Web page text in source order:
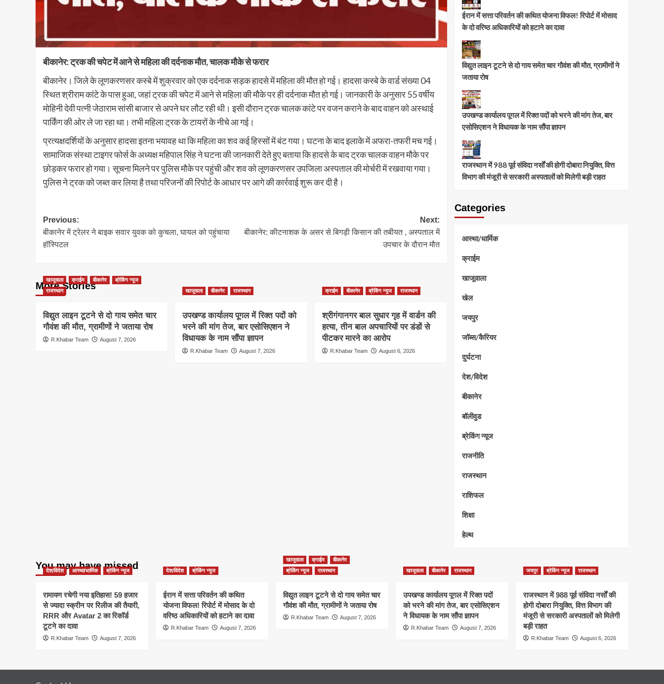
बीकानेर: ट्रक की चपेट में आने से महिला की दर्दनाक मौत, चालक मौके से फरार
बीकानेर। जिले के लूणकरणसर कस्बे में शुक्रवार को एक दर्दनाक सड़क हादसे में महिला की मौत हो गई। हादसा कस्बे के वार्ड संख्या 04
स्थित श्रीराम कांटे के पास हुआ, जहां ट्रक की चपेट में आने से महिला की मौके पर ही दर्दनाक मौत हो गई। जानकारी के अनुसार 55 वर्षीय
मोहिनी देवी पत्नी जेठाराम सांसी बाजार से अपने घर लौट रही थी। इसी दौरान ट्रक चालक कांटे पर वजन कराने के बाद वाहन को अस्थाई
पार्किंग की ओर ले जा रहा था। तभी महिला ट्रक के टायरों के नीचे आ गई।
प्रत्यक्षदर्शियों के अनुसार हादसा इतना भयावह था कि महिला का शव कई हिस्सों में बंट गया। घटना के बाद इलाके में अफरा-तफरी मच गई।
सामाजिक संस्था टाइगर फोर्स के अध्यक्ष महिपाल सिंह ने घटना की जानकारी देते हुए बताया कि हादसे के बाद ट्रक चालक वाहन मौके पर
छोड़कर फरार हो गया। सूचना मिलने पर पुलिस मौके पर पहुंची और शव को लूणकरणसर उपजिला अस्पताल की मोर्चरी में रखवाया गया।
पुलिस ने ट्रक को जब्त कर लिया है तथा परिजनों की रिपोर्ट के आधार पर आगे की कार्रवाई शुरू कर दी है।
Post
navigation
Previous:
बीकानेर में ट्रेलर ने बाइक सवार युवक को कुचला, घायल को पहुंचाया
हॉस्पिटल
Next:
बीकानेर: कीटनाशक के असर से बिगड़ी किसान की तबीयत , अस्पताल में
उपचार के दौरान मौत
More Stories
खाजूवाला क्राईम बीकानेर
ब्रेकिंग न्यूज
राजस्थान
विद्युत लाइन टूटने से दो गाय समेत चार
गौवंश की मौत, ग्रामीणों ने जताया रोष
R.Khabar Team August 7, 2026
खाजूवाला बीकानेर राजस्थान
उपखण्ड कार्यालय पूगल में रिक्त पदों को
भरने की मांग तेज, बार एसोसिएशन ने
विधायक के नाम सौंपा ज्ञापन
R.Khabar Team August 7, 2026
क्राईम बीकानेर ब्रेकिंग न्यूज राजस्थान
श्रीगंगानगर बाल सुधार गृह में वार्डन की
हत्या, तीन बाल अपचारियों पर डंडों से
पीटकर मारने का आरोप
R.Khabar Team August 6, 2026
ईरान में सत्ता परिवर्तन की कथित योजना विफल! रिपोर्ट में मोसाद
के दो वरिष्ठ अधिकारियों को हटाने का दावा
विद्युत लाइन टूटने से दो गाय समेत चार गौवंश की मौत, ग्रामीणों ने
जताया रोष
उपखण्ड कार्यालय पूगल में रिक्त पदों को भरने की मांग तेज, बार
एसोसिएशन ने विधायक के नाम सौंपा ज्ञापन
राजस्थान में 988 पूर्व संविदा नर्सों की होगी दोबारा नियुक्ति, वित्त
विभाग की मंजूरी से सरकारी अस्पतालों को मिलेगी बड़ी राहत
Categories
आस्था/धार्मिक
क्राईम
खाजूवाला
खेल
जयपुर
जॉब्स/कैरियर
दुर्घटना
देश/विदेश
बीकानेर
बॉलीवुड
ब्रेकिंग न्यूज
राजनीति
राजस्थान
राशिफल
शिक्षा
हेल्थ
You may have missed
देश/विदेश आस्था/धार्मिक ब्रेकिंग न्यूज
रामायण रचेगी नया इतिहास! 59 हजार
से ज्यादा स्क्रीन पर रिलीज की तैयारी,
RRR और Avatar 2 का रिकॉर्ड
टूटने का दावा
R.Khabar Team August 7, 2026
देश/विदेश ब्रेकिंग न्यूज
ईरान में सत्ता परिवर्तन की कथित
योजना विफल! रिपोर्ट में मोसाद के दो
वरिष्ठ अधिकारियों को हटाने का दावा
R.Khabar Team August 7, 2026
खाजूवाला क्राईम
बीकानेर
ब्रेकिंग न्यूज
राजस्थान
विद्युत लाइन टूटने से दो गाय समेत चार
गौवंश की मौत, ग्रामीणों ने जताया रोष
R.Khabar Team August 7, 2026
खाजूवाला बीकानेर राजस्थान
उपखण्ड कार्यालय पूगल में रिक्त पदों
को भरने की मांग तेज, बार एसोसिएशन
ने विधायक के नाम सौंपा ज्ञापन
R.Khabar Team August 7, 2026
जयपुर ब्रेकिंग न्यूज राजस्थान
राजस्थान में 988 पूर्व संविदा नर्सों की
होगी दोबारा नियुक्ति, वित्त विभाग की
मंजूरी से सरकारी अस्पतालों को मिलेगी
बड़ी राहत
R.Khabar Team August 6, 2026